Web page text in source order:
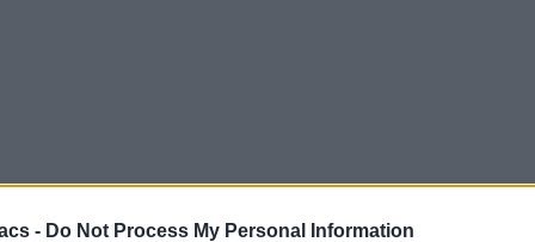
- Do Not Process My Personal Information